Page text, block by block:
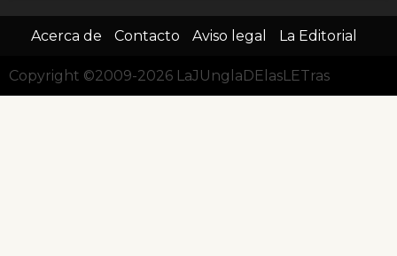
Acerca de Contacto Aviso legal La Editorial
Copyright ©2009-2026 LaJUnglaDElasLETras